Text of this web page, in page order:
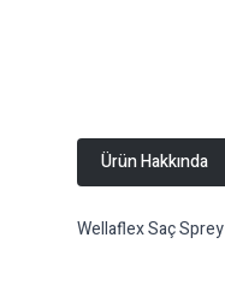
Ürün Hakkında
Wellaflex Saç